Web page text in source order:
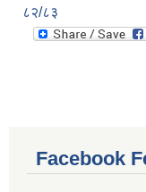
८२/८३
Facebook